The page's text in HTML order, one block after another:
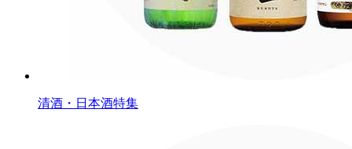
清酒・日本酒特集